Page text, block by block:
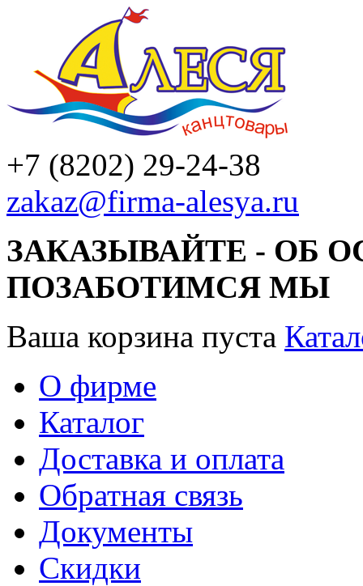
+7 (8202) 29-24-38
zakaz@firma-alesya.ru
ЗАКАЗЫВАЙТЕ - ОБ
ПОЗАБОТИМСЯ МЫ
Ваша корзина пуста
О фирме
Каталог
Доставка и оплата
Обратная связь
Документы
Скидки